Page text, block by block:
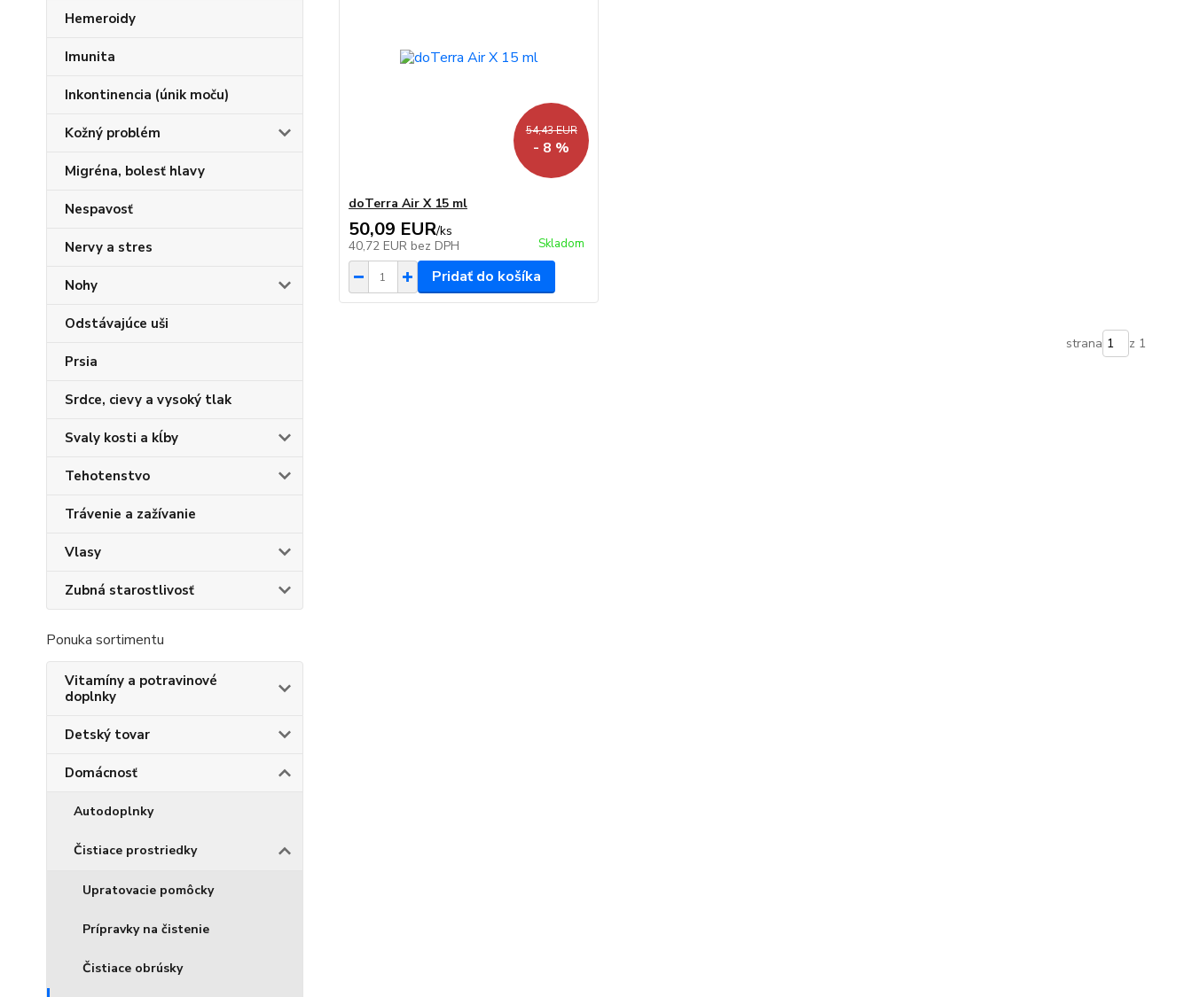
Hemeroidy
Imunita
Inkontinencia (únik moču)
Kožný problém
Migréna, bolesť hlavy
Nespavosť
Nervy a stres
Nohy
Odstávajúce uši
Prsia
Srdce, cievy a vysoký tlak
Svaly kosti a kĺby
Tehotenstvo
Trávenie a zažívanie
Vlasy
Zubná starostlivosť
Ponuka sortimentu
Vitamíny a potravinové
doplnky
Detský tovar
Domácnosť
Autodoplnky
Čistiace prostriedky
Upratovacie pomôcky
Prípravky na čistenie
Čistiace obrúsky
54,43 EUR
- 8 %
doTerra Air X 15 ml
50,09 EUR/ks
40,72 EUR bez DPH Skladom
Pridať do košíka
strana z 1